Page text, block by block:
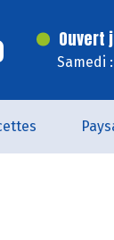
Ouvert
Samedi